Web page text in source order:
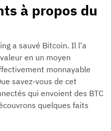
à propos du
a sauvé Bitcoin. Il l'a
en un moyen
monnayable
savez-vous de cet
qui envoient des BTC
quelques faits